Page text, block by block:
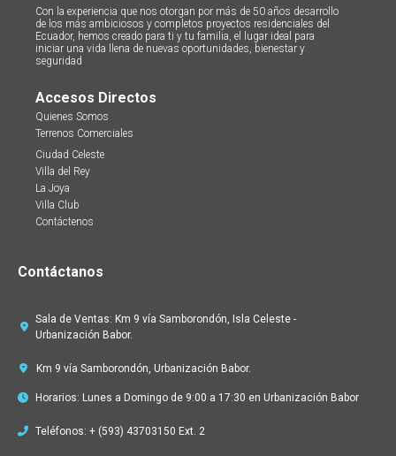
Con la experiencia que nos otorgan por más de 50 años desarrollo
de los más ambiciosos y completos proyectos residenciales del
Ecuador, hemos creado para ti y tu familia, el lugar ideal para
iniciar una vida llena de nuevas oportunidades, bienestar y
seguridad
Accesos Directos
Quienes Somos
Terrenos Comerciales
Ciudad Celeste
Villa del Rey
La Joya
Villa Club
Contáctenos
Contáctanos
Sala de Ventas: Km 9 vía Samborondón, Isla Celeste -
Urbanización Babor.
Km 9 vía Samborondón, Urbanización Babor.
Horarios: Lunes a Domingo de 9:00 a 17:30 en Urbanización Babor
Teléfonos: + (593) 43703150 Ext. 2